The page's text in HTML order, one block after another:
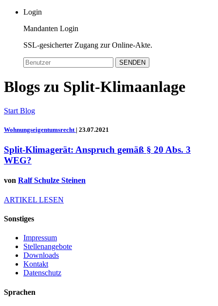
Login
Mandanten Login
SSL-gesicherter Zugang zur Online-Akte.
SENDEN
Blogs zu Split-Klimaanlage
Start Blog
Wohnungseigentumsrecht | 23.07.2021
Split-Klimagerät: Anspruch gemäß § 20 Abs. 3
WEG?
von Ralf Schulze Steinen
ARTIKEL LESEN
Sonstiges
Impressum
Stellenangebote
Downloads
Kontakt
Datenschutz
Sprachen